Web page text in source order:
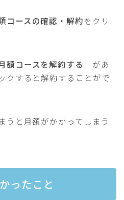
コースの確認・解約をクリ
額コースを解約する 」があ
クすると解約することがで
うと月額がかかってしまう
ったこと